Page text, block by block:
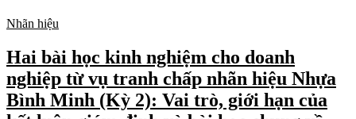
Nhãn hiệu
Hai bài học kinh nghiệm cho doanh
nghiệp từ vụ tranh chấp nhãn hiệu Nhựa
Bình Minh (Kỳ 2): Vai trò, giới hạn của